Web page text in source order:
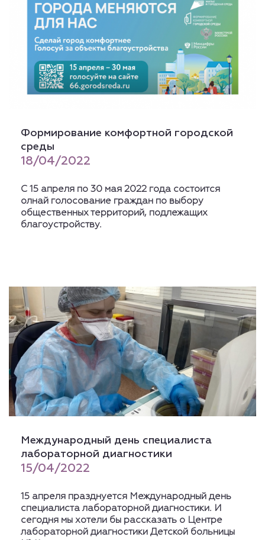
Формирование комфортной городской
среды
18/04/2022
С 15 апреля по 30 мая 2022 года состоится
олнай голосование граждан по выбору
общественных территорий, подлежащих
благоустройству.
Международный день специалиста
лабораторной диагностики
15/04/2022
15 апреля празднуется Международный день
специалиста лабораторной диагностики. И
сегодня мы хотели бы рассказать о Центре
лабораторной диагностики Детской больницы